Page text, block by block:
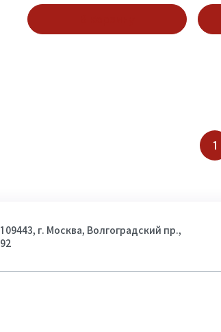
1
109443, г. Москва, Волгоградский пр.,
92